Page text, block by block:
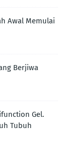
Awal Memulai
Berjiwa
Gel.
Tubuh